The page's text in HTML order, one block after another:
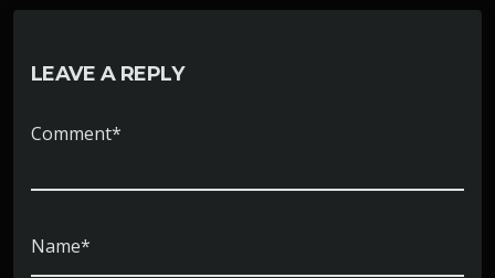
LEAVE A REPLY
Comment*
Name*